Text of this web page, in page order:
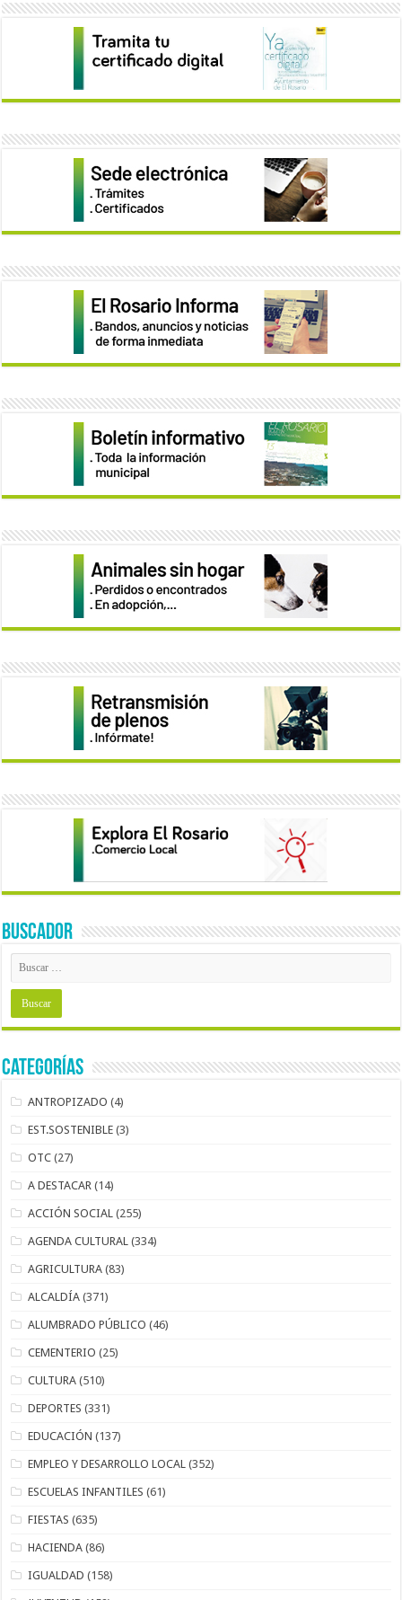
BUSCADOR
Categorías
ANTROPIZADO (4)
EST.SOSTENIBLE (3)
OTC (27)
A DESTACAR (14)
ACCIÓN SOCIAL (255)
AGENDA CULTURAL (334)
AGRICULTURA (83)
ALCALDÍA (371)
ALUMBRADO PÚBLICO (46)
CEMENTERIO (25)
CULTURA (510)
DEPORTES (331)
EDUCACIÓN (137)
EMPLEO Y DESARROLLO LOCAL (352)
ESCUELAS INFANTILES (61)
FIESTAS (635)
HACIENDA (86)
IGUALDAD (158)